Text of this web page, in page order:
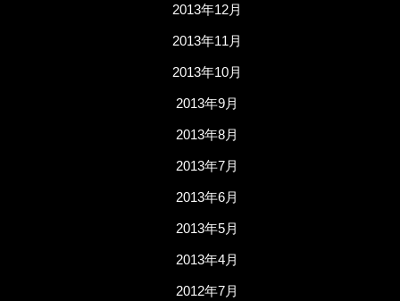
2013年12月
2013年11月
2013年10月
2013年9月
2013年8月
2013年7月
2013年6月
2013年5月
2013年4月
2012年7月